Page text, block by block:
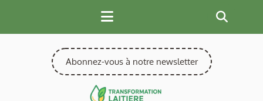
content
Abonnez-vous à notre newsletter